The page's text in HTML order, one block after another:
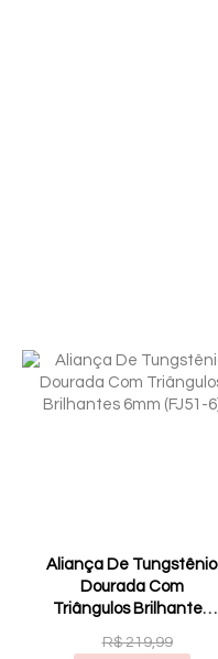
Aliança De Tungstênio
Dourada Com
Triângulos Brilhantes
6mm (FJ51-6)
R$ 219,99